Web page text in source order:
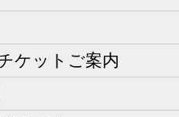
ケットご案内